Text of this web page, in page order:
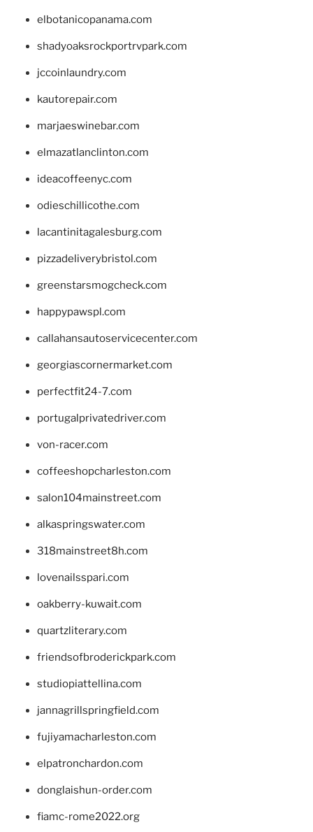
elbotanicopanama.com
shadyoaksrockportrvpark.com
jccoinlaundry.com
kautorepair.com
marjaeswinebar.com
elmazatlanclinton.com
ideacoffeenyc.com
odieschillicothe.com
lacantinitagalesburg.com
pizzadeliverybristol.com
greenstarsmogcheck.com
happypawspl.com
callahansautoservicecenter.com
georgiascornermarket.com
perfectfit24-7.com
portugalprivatedriver.com
von-racer.com
coffeeshopcharleston.com
salon104mainstreet.com
alkaspringswater.com
318mainstreet8h.com
lovenailsspari.com
oakberry-kuwait.com
quartzliterary.com
friendsofbroderickpark.com
studiopiattellina.com
jannagrillspringfield.com
fujiyamacharleston.com
elpatronchardon.com
donglaishun-order.com
fiamc-rome2022.org